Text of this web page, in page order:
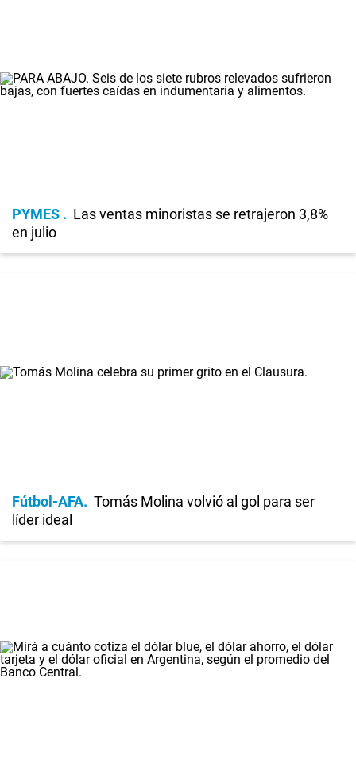
PYMES
Las ventas minoristas se retrajeron 3,8%
en julio
Fútbol-AFA
Tomás Molina volvió al gol para ser
líder ideal